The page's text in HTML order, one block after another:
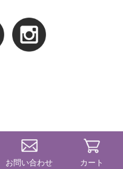
お問い合わせ カート